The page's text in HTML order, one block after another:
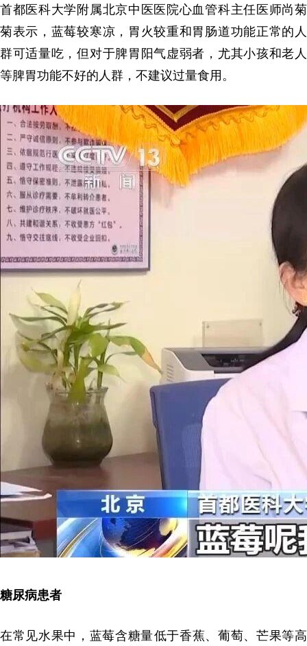
首都医科大学附属北京中医医院心血管科主任医师尚菊
菊表示，蓝莓较寒凉，胃火较重和胃肠道功能正常的人
群可适量吃，但对于脾胃阳气虚弱者，尤其小孩和老人
等脾胃功能不好的人群，不建议过量食用。
糖尿病患者
在常见水果中，蓝莓含糖量‌低于香蕉、葡萄、芒果等高